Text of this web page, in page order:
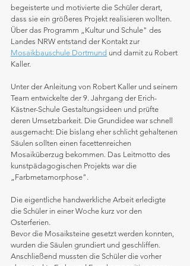
begeisterte und motivierte die Schüler derart,
dass sie ein größeres Projekt realisieren wollten.
Über das Programm „Kultur und Schule" des
Landes NRW entstand der Kontakt zur
Mosaikbauschule Dortmund und damit zu Robert
Kaller.
Unter der Anleitung von Robert Kaller und seinem
Team entwickelte der 9. Jahrgang der Erich-
Kästner-Schule Gestaltungsideen und prüfte
deren Umsetzbarkeit. Die Grundidee war schnell
ausgemacht: Die bislang eher schlicht gehaltenen
Säulen sollten einen facettenreichen
Mosaiküberzug bekommen. Das Leitmotto des
kunstpädagogischen Projekts war die
„Farbmetamorphose".
Die eigentliche handwerkliche Arbeit erledigte
die Schüler in einer Woche kurz vor den
Osterferien.
Bevor die Mosaiksteine gesetzt werden konnten,
wurden die Säulen grundiert und geschliffen.
Anschließend mussten die Schüler die vorher